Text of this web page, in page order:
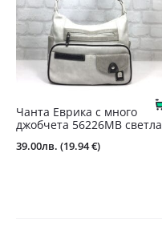
Чанта Еврика с много
джобчета 56226MB светла
39.00лв. (19.94 €)